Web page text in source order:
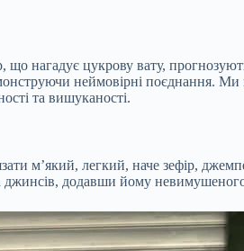
нагадує цукрову вату,
неймовірні поєднання.
та вишуканості.
м’який, легкий, наче зефір,
джинсів, додавши йому